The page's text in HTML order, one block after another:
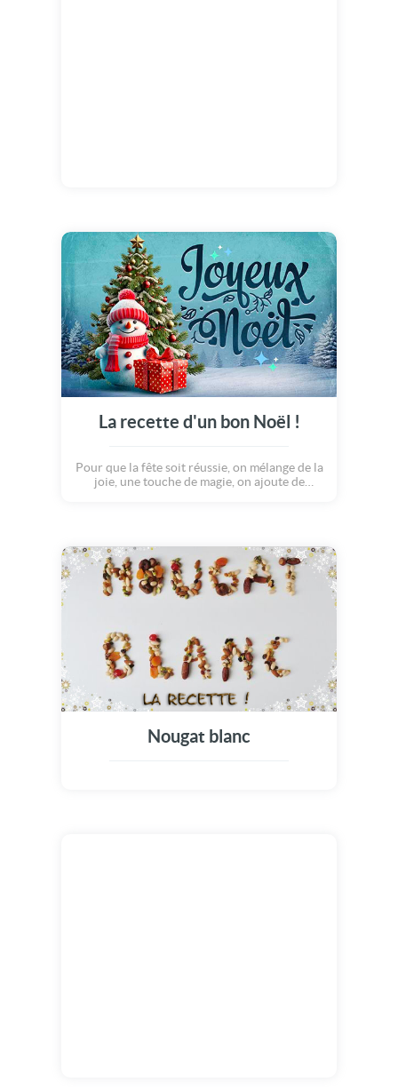
La recette d'un bon Noël !
Pour que la fête soit réussie, on mélange de la
joie, une touche de magie, on ajoute de
Nougat blanc